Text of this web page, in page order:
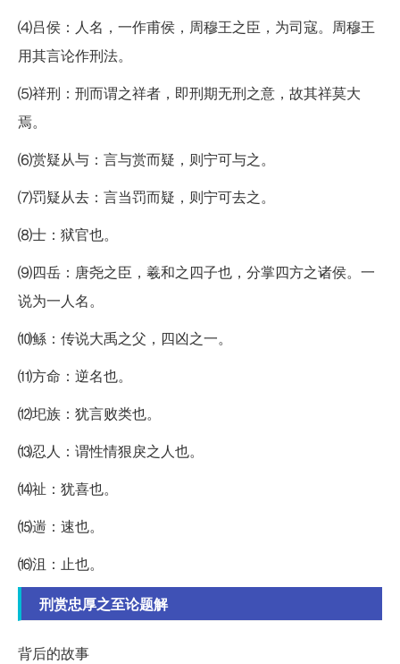
⑷吕侯：人名，一作甫侯，周穆王之臣，为司寇。周穆王
用其言论作刑法。
⑸祥刑：刑而谓之祥者，即刑期无刑之意，故其祥莫大
焉。
⑹赏疑从与：言与赏而疑，则宁可与之。
⑺罚疑从去：言当罚而疑，则宁可去之。
⑻士：狱官也。
⑼四岳：唐尧之臣，羲和之四子也，分掌四方之诸侯。一
说为一人名。
⑽鲧：传说大禹之父，四凶之一。
⑾方命：逆名也。
⑿圯族：犹言败类也。
⒀忍人：谓性情狠戾之人也。
⒁祉：犹喜也。
⒂遄：速也。
⒃沮：止也。
刑赏忠厚之至论题解
背后的故事